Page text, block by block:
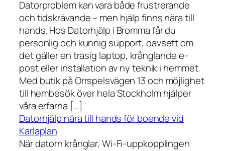
Datorproblem kan vara både frustrerande
och tidskrävande – men hjälp finns nära till
hands. Hos Datorhjälp i Bromma får du
personlig och kunnig support, oavsett om
det gäller en trasig laptop, krånglande e-
post eller installation av ny teknik i hemmet.
Med butik på Orrspelsvägen 13 och möjlighet
till hembesök över hela Stockholm hjälper
våra erfarna […]
Datorhjälp nära till hands för boende vid
Karlaplan
När datorn krånglar, Wi-Fi-uppkopplingen